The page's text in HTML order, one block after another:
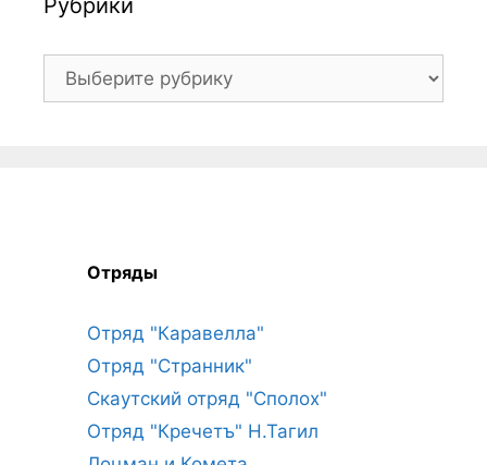
Рубрики
Рубрики
Отряды
Отряд "Каравелла"
Отряд "Странник"
Скаутский отряд "Сполох"
Отряд "Кречетъ" Н.Тагил